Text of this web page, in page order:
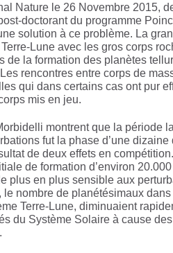
Nature le 26 Novembre 2015,
doctorant du programme
solution à ce problème. La
Lune avec les gros corps
de la formation des planètes
rencontres entre corps de
qui dans certains cas ont pur
mis en jeu.
montrent que la période
fut la phase d’une
de deux effets en
de formation d’environ
plus en plus sensible aux
le nombre de planétésimaux
Terre-Lune, diminuaient
du Système Solaire à cause